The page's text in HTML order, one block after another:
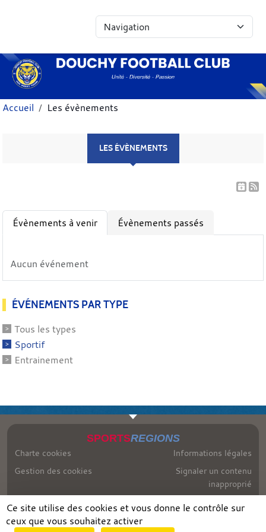
Accueil Les évènements
LES ÉVÈNEMENTS
Évènements à venir Évènements passés
Aucun événement
ÉVÉNEMENTS PAR TYPE
Tous les types
Sportif
Entrainement
SPORTSREGIONS
Charte cookies
Gestion des cookies
Informations légales
Signaler un contenu
inapproprié
Ce site utilise des cookies et vous donne le contrôle sur
ceux que vous souhaitez activer